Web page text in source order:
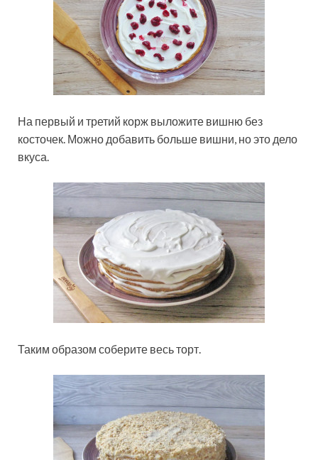
На первый и третий корж выложите вишню без
косточек. Можно добавить больше вишни, но это дело
вкуса.
Таким образом соберите весь торт.